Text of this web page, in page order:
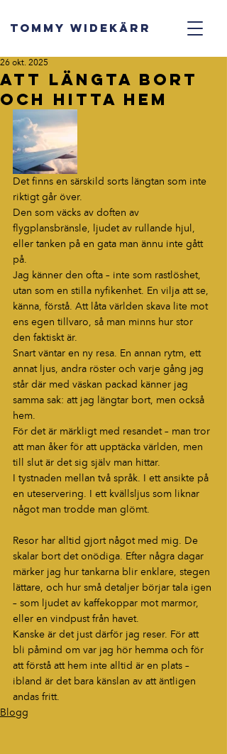
TOMMY WIDEKÄRR
Att längta bort
och hitta hem
26 okt. 2025
Det finns en särskild sorts längtan som inte
riktigt går över.
Den som väcks av doften av
flygplansbränsle, ljudet av rullande hjul,
eller tanken på en gata man ännu inte gått
på.
Jag känner den ofta – inte som rastlöshet,
utan som en stilla nyfikenhet. En vilja att se,
känna, förstå. Att låta världen skava lite mot
ens egen tillvaro, så man minns hur stor
den faktiskt är.
Snart väntar en ny resa. En annan rytm, ett
annat ljus, andra röster och varje gång jag
står där med väskan packad känner jag
samma sak: att jag längtar bort, men också
hem.
För det är märkligt med resandet – man tror
att man åker för att upptäcka världen, men
till slut är det sig själv man hittar.
I tystnaden mellan två språk. I ett ansikte på
en uteservering. I ett kvällsljus som liknar
något man trodde man glömt.
Resor har alltid gjort något med mig. De
skalar bort det onödiga. Efter några dagar
märker jag hur tankarna blir enklare, stegen
lättare, och hur små detaljer börjar tala igen
– som ljudet av kaffekoppar mot marmor,
eller en vindpust från havet.
Kanske är det just därför jag reser. För att
bli påmind om var jag hör hemma och för
att förstå att hem inte alltid är en plats –
ibland är det bara känslan av att äntligen
andas fritt.
Blogg